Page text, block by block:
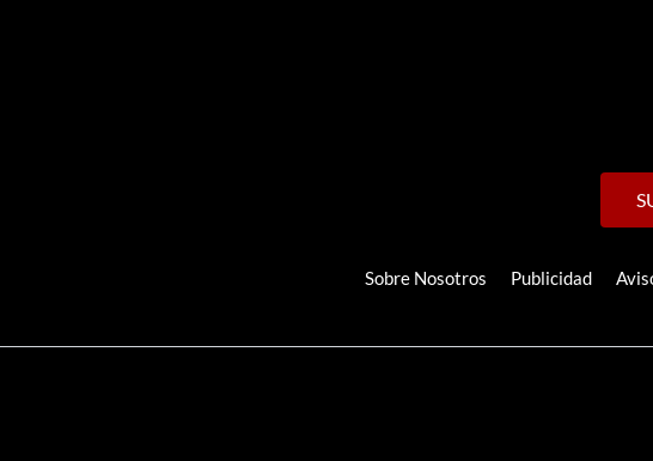
Sobre Nosotros Publicidad